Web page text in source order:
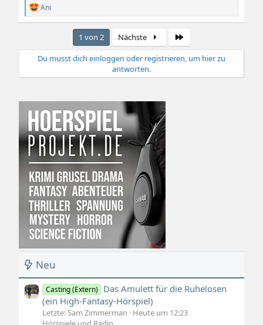
R
e
a
i
o
:
Ani
1 von 2 Nächste
Du musst dich einloggen oder registrieren, um hier zu
antworten.
Neu
Casting (Extern)
Das Amulett für die Ruhelosen
(ein High-Fantasy-Hörspiel)
Letzte: Sam Zimmerman
Heute um 12:23